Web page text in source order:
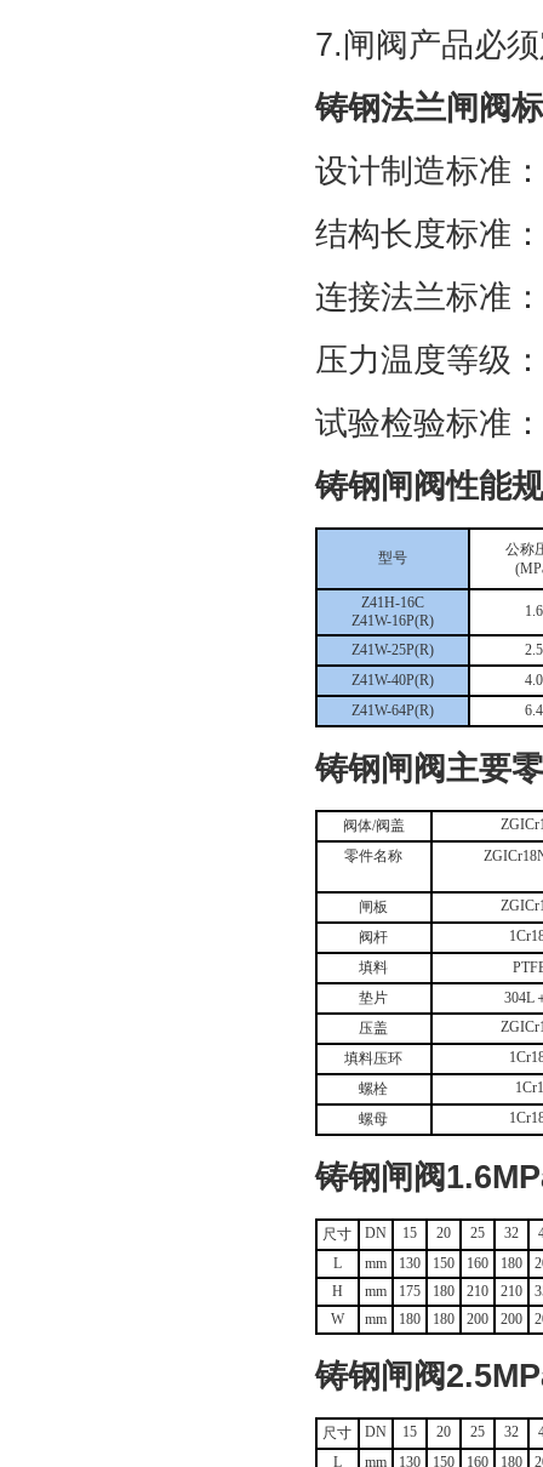
7.闸阀产品必
铸钢法兰闸阀
设计制造标准
结构长度标准
连接法兰标准
压力温度等级
试验检验标准
铸钢闸阀性能
型号
公称
Z41H-16C
Z41W-16P(R)
1.6
Z41W-25P(R)
2.5
Z41W-40P(R)
4.0
Z41W-64P(R)
6.4
铸钢闸阀主要
阀体/阀盖
零件名称
闸板
阀杆
填料
垫片
304L
压盖
填料压环
螺栓
螺母
铸钢闸阀
尺寸 DN 15 20 25 32
L
mm 130 150 160 180
H
mm 175 180 210 210
W
mm 180 180 200 200
铸钢闸阀
尺寸 DN 15 20 25 32
L
mm 130 150 160 180